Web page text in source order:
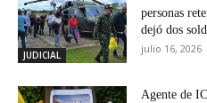
JUDICIAL
personas
dejó dos
julio 16, 2026
Agente de